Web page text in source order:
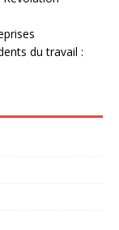
du travail :